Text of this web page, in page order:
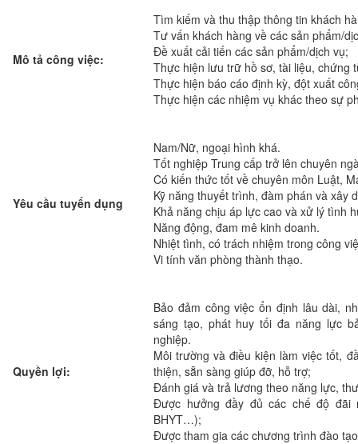
Mô tả công việc:
Tìm kiếm và thu thập thông tin khách
Tư vấn khách hàng về các sản phẩm/
Đề xuất cải tiến các sản phẩm/dịch vụ;
Thực hiện lưu trữ hồ sơ, tài liệu, chứng
Thực hiện báo cáo định kỳ, đột xuất
Thực hiện các nhiệm vụ khác theo sự
Yêu cầu tuyển dụng
Nam/Nữ, ngoại hình khá.
Tốt nghiệp Trung cấp trở lên chuyên
Có kiến thức tốt về chuyên môn Luật,
Kỹ năng thuyết trình, đàm phán và xây
Khả năng chịu áp lực cao và xử lý tình
Năng động, đam mê kinh doanh.
Nhiệt tình, có trách nhiệm trong công
Vi tính văn phòng thành thạo.
Quyền lợi:
Bảo đảm công việc ổn định lâu dài,
sáng tạo, phát huy tối đa năng lực
nghiệp.
Môi trường và điều kiện làm việc tốt,
thiện, sẵn sàng giúp đỡ, hỗ trợ;
Đánh giá và trả lương theo năng lực,
Được hưởng đầy đủ các chế độ đãi
BHYT…);
Được tham gia các chương trình đào